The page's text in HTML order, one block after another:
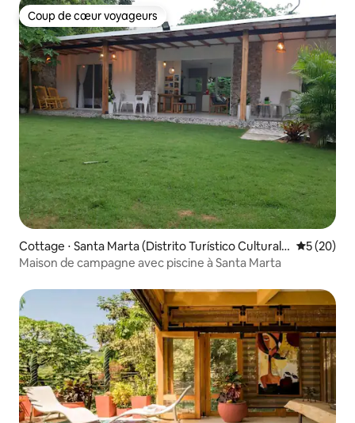
Coup de cœur voyageurs
Coup de cœur voyageurs
Cottage ⋅ Santa Marta (Distrito Turístico Cultural E
Histórico)
5 (20)
Maison de campagne avec piscine à Santa Marta